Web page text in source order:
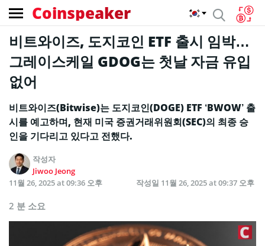
Coinspeaker
비트와이즈, 도지코인 ETF 출시 임박…
그레이스케일 GDOG는 첫날 자금 유입
없어
비트와이즈(Bitwise)는 도지코인(DOGE) ETF ‘BWOW’ 출
시를 예고하며, 현재 미국 증권거래위원회(SEC)의 최종 승
인을 기다리고 있다고 전했다.
작성자
Jiwoo Jeong
11월 26, 2025 at 09:36 오후
작성일 11월 26, 2025 at 09:37 오후
2 분 소요